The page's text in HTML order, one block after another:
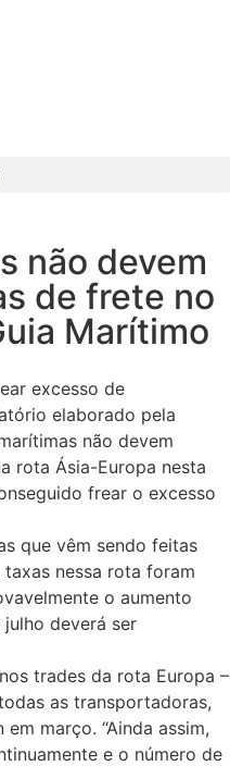
não devem
de frete no
Marítimo
excesso de
elaborado pela
não devem
rota Ásia-Europa nesta
frear o excesso
que vêm sendo feitas
nessa rota foram
o aumento
deverá ser
trades da rota Europa –
as transportadoras,
março. “Ainda assim,
e o número de